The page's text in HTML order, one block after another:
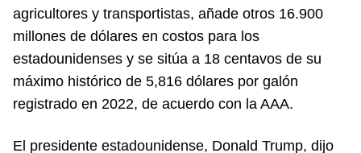
agricultores y transportistas, añade otros 16.900
millones de dólares en costos para los
estadounidenses y se sitúa a 18 centavos de su
máximo histórico de 5,816 dólares por galón
registrado en 2022, de acuerdo con la AAA.
El presidente estadounidense, Donald Trump, dijo